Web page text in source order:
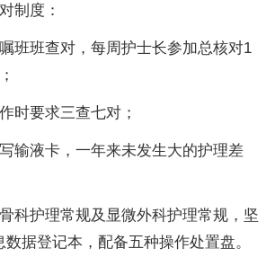
制度：
嘱班班查对，每周护士长参加总核对1
时要求三查七对；
写输液卡，一年来未发生大的护理差
科护理常规及显微外科护理常规，坚
据登记本，配备五种操作处置盘。